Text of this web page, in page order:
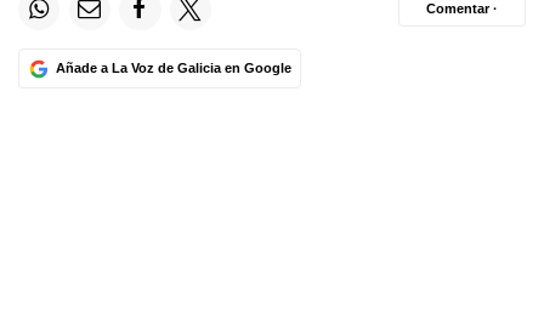
Añade a La Voz de Galicia en Google
Comentar ·